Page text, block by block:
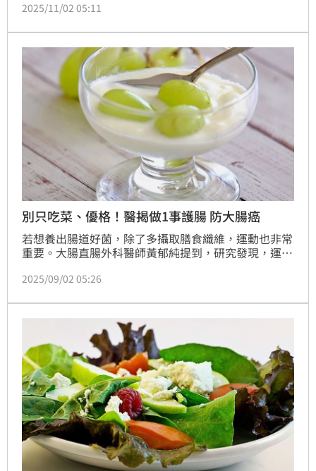
對男性也具潛在好處，包括保護前列腺、促進心血管健
2025/11/02 05:11
別只吃菜、優格！醫揭做1事護腸 防大腸癌
若想養出腸道好菌，除了多攝取膳食纖維，運動也非常
重要。大腸直腸外科醫師黃郁純提到，研究發現，運動
力，進而改善腸道健康，減少罹患大腸癌的風險，使腸
2025/09/02 05:26